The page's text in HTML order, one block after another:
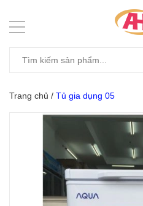
Trang chủ / Tủ gia dụng 05